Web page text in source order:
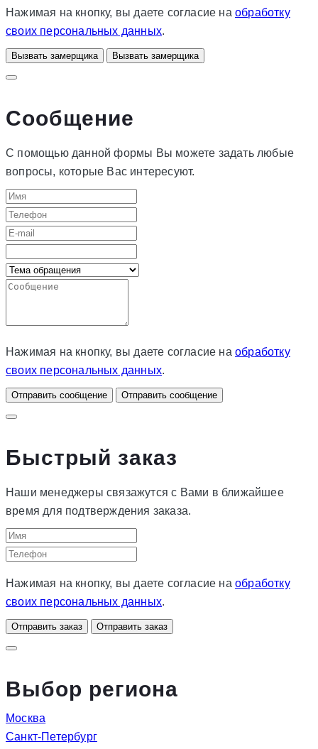
Нажимая на кнопку, вы даете согласие наобработку
своих персональных данных.
Вызвать замерщика Вызвать замерщика
Сообщение
С помощью данной формы Вы можете задать любые
вопросы, которые Вас интересуют.
Нажимая на кнопку, вы даете согласие наобработку
своих персональных данных.
Отправить сообщение Отправить сообщение
Быстрый заказ
Наши менеджеры связажутся с Вами в ближайшее
время для подтверждения заказа.
Нажимая на кнопку, вы даете согласие наобработку
своих персональных данных.
Отправить заказ Отправить заказ
Выбор региона
Москва
Санкт-Петербург